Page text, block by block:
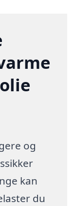
og
kan
du